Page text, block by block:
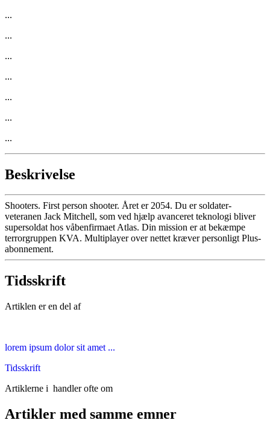
...
...
...
...
...
...
...
Beskrivelse
Shooters. First person shooter. Året er 2054. Du er soldater-
veteranen Jack Mitchell, som ved hjælp avanceret teknologi bliver
supersoldat hos våbenfirmaet Atlas. Din mission er at bekæmpe
terrorgruppen KVA. Multiplayer over nettet kræver personligt Plus-
abonnement.
Tidsskrift
Artiklen er en del af
lorem ipsum dolor sit amet ...
Tidsskrift
Artiklerne i handler ofte om
Artikler med samme emner